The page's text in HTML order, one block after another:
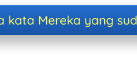
kata Mereka yang